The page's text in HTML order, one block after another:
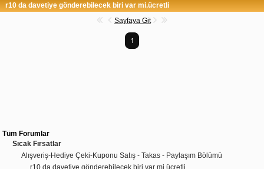
r10 da davetiye gönderebilecek biri var mi.ücretli
Sayfaya Git
1
Tüm Forumlar
Sıcak Fırsatlar
Alışveriş-Hediye Çeki-Kuponu Satış - Takas - Paylaşım Bölümü
r10 da davetiye gönderebilecek biri var mi.ücretli